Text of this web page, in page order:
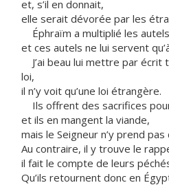
et, s’il en donnait,
elle serait dévorée par les
Éphraïm a multiplié les
et ces autels ne lui servent
J’ai beau lui mettre par écrit
loi,
il n’y voit qu’une loi étrangère.
Ils offrent des sacrifices
et ils en mangent la viande,
mais le Seigneur n’y prend pas
Au contraire, il y trouve le
il fait le compte de leurs
Qu’ils retournent donc en